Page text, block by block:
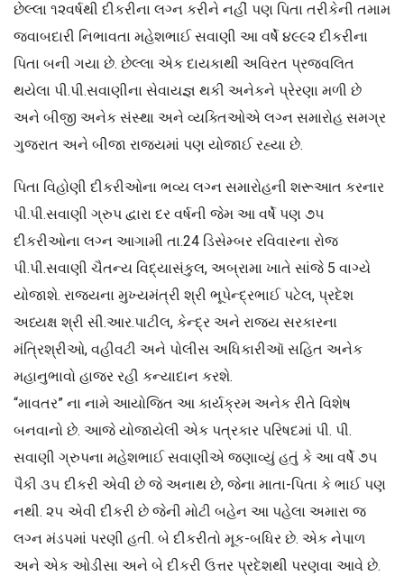
છેલ્લા ૧૨વર્ષથી દીકરીના લગ્ન કરીને નહીં પણ પિતા તરીકેની તમામ
જવાબદારી નિભાવતા મહેશભાઈ સવાણી આ વર્ષે ૪૯૯૨ દીકરીના
પિતા બની ગયા છે. છેલ્લા એક દાયકાથી અવિરત પ્રજ્વલિત
થયેલા પી.પી.સવાણીના સેવાયજ્ઞ થકી અનેકને પ્રેરણા મળી છે
અને બીજી અનેક સંસ્થા અને વ્યક્તિઓએ લગ્ન સમારોહ સમગ્ર
ગુજરાત અને બીજા રાજ્યમાં પણ યોજાઈ રહ્યા છે.
પિતા વિહોણી દીકરીઓના ભવ્ય લગ્ન સમારોહની શરૂઆત કરનાર
પી.પી.સવાણી ગ્રુપ દ્વારા દર વર્ષની જેમ આ વર્ષે પણ ૭૫
દીકરીઓના લગ્ન આગામી તા.24 ડિસેમ્બર રવિવારના રોજ
પી.પી.સવાણી ચૈતન્ય વિદ્યાસંકુલ, અબ્રામા ખાતે સાંજે 5 વાગ્યે
યોજાશે. રાજ્યના મુખ્યમંત્રી શ્રી ભૂપેન્દ્રભાઈ પટેલ, પ્રદેશ
અધ્યક્ષ શ્રી સી.આર.પાટીલ, કેન્દ્ર અને રાજ્ય સરકારના
મંત્રિશ્રીઓ, વહીવટી અને પોલીસ અધિકારીઑ સહિત અનેક
મહાનુભાવો હાજર રહી કન્યાદાન કરશે.
“માવતર” ના નામે આયોજિત આ કાર્યક્રમ અનેક રીતે વિશેષ
બનવાનો છે. આજે યોજાયેલી એક પત્રકાર પરિષદમાં પી. પી.
સવાણી ગ્રુપના મહેશભાઈ સવાણીએ જણાવ્યું હતું કે આ વર્ષે ૭૫
પૈકી ૩૫ દીકરી એવી છે જે અનાથ છે, જેના માતા-પિતા કે ભાઈ પણ
નથી. ૨૫ એવી દીકરી છે જેની મોટી બહેન આ પહેલા અમારા જ
લગ્ન મંડપમાં પરણી હતી. બે દીકરીતો મૂક-બધિર છે. એક નેપાળ
અને એક ઓડીસા અને બે દીકરી ઉત્તર પ્રદેશથી પરણવા આવે છે.